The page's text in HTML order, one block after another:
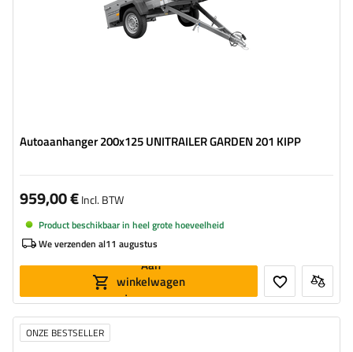
Autoaanhanger 200x125 UNITRAILER GARDEN 201 KIPP
959,00 €Incl. BTW
Product beschikbaar in heel grote hoeveelheid
We verzenden al11 augustus
Aan
winkelwagen
toevoegen
ONZE BESTSELLER
Model: